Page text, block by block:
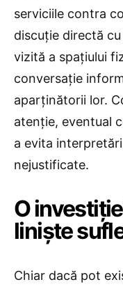
serviciile contra
discuție directă
vizită a spațiului
conversație
aparținătorii lor.
atenție, eventual
a evita
nejustificate.
O
liniște
Chiar dacă pot